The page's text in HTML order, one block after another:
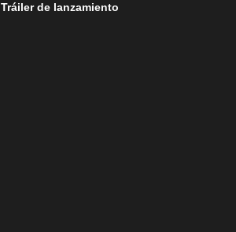
Tráiler de lanzamiento